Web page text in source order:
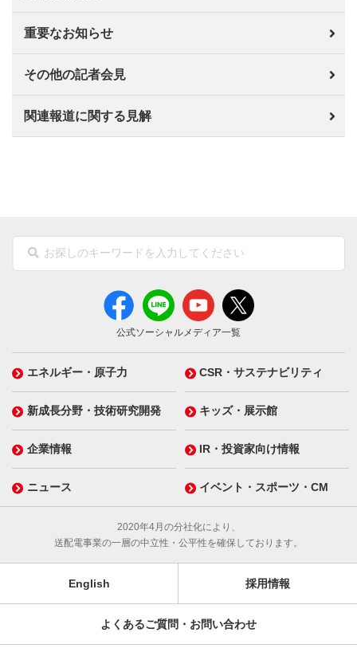
重要なお知らせ
その他の記者会見
関連報道に関する見解
公式ソーシャルメディア一覧
エネルギー・原子力 CSR・サステナビリティ
新成長分野・技術研究開発 キッズ・展示館
企業情報 IR・投資家向け情報
ニュース イベント・スポーツ・CM
2020年4月の分社化により、
送配電事業の一層の中立性・公平性を確保しております。
English 採用情報
よくあるご質問・お問い合わせ